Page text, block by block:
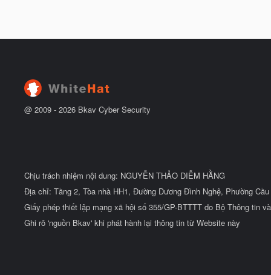
@ 2009 - 2026 Bkav Cyber Security
Chịu trách nhiệm nội dung: NGUYỄN THẢO DIỄM HẰNG
Địa chỉ: Tầng 2, Tòa nhà HH1, Đường Dương Đình Nghệ, Phường
Giấy phép thiết lập mạng xã hội số 355/GP-BTTTT do Bộ Thông tin
Ghi rõ 'nguồn Bkav' khi phát hành lại thông tin từ Website này